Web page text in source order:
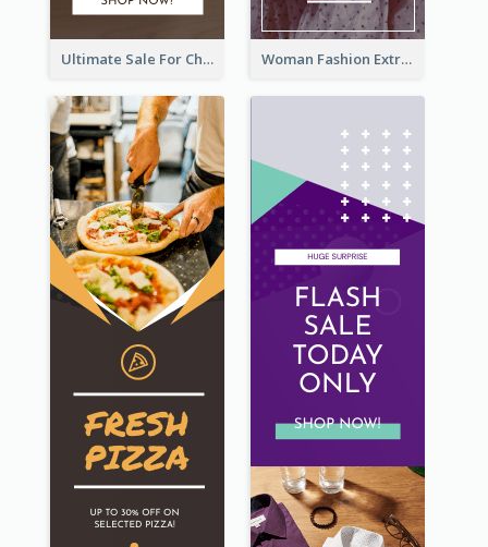
Ultimate Sale For Chocolate And Candies Wide Skyscraper Banner Woman Fashion Extra Sale Wide Skyscraper Banner